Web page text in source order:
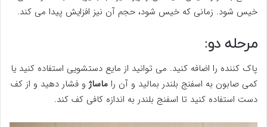
خیس شود. زمانی که خیس شود، حجم آن نیز افزایش پیدا می‌ کند.
مرحله دو:
پاک کننده را اضافه کنید. می‌ توانید از مایع دستشویی استفاده کنید یا
کمی صابون به اسفنج بلندر بمالید و آن را ماساژ و فشار دهید و از کف
دست استفاده کنید تا اسفنج بلندر به اندازه کافی کف کند.